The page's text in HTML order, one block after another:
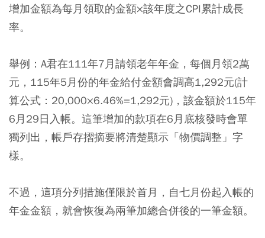
增加金額為每月領取的金額×該年度之CPI累計成長
率。
舉例：A君在111年7月請領老年年金，每個月領2萬
元，115年5月份的年金給付金額會調高1,292元(計
算公式：20,000×6.46%=1,292元)，該金額於115年
6月29日入帳。 這筆增加的款項在6月底核發時會單
獨列出，帳戶存摺摘要將清楚顯示「物價調整」字
樣。
不過，這項分列措施僅限於首月，自七月份起入帳的
年金金額，就會恢復為兩筆加總合併後的一筆金額。